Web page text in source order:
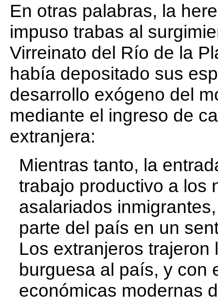
En otras palabras, la
impuso trabas al
Virreinato del Río de la
había depositado sus
desarrollo exógeno del
mediante el ingreso de
extranjera:
Mientras tanto, la
trabajo productivo a los
asalariados
parte del país en un
Los extranjeros
burguesa al país, y con
económicas modernas